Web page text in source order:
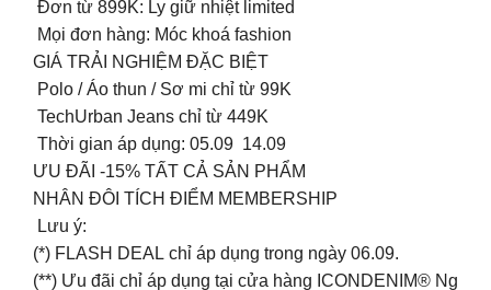
Đơn từ 899K: Ly giữ nhiệt limited
Mọi đơn hàng: Móc khoá fashion
GIÁ TRẢI NGHIỆM ĐẶC BIỆT
Polo / Áo thun / Sơ mi chỉ từ 99K
TechUrban Jeans chỉ từ 449K
Thời gian áp dụng: 05.09 14.09
ƯU ĐÃI -15% TẤT CẢ SẢN PHẨM
NHÂN ĐÔI TÍCH ĐIỂM MEMBERSHIP
️ Lưu ý:
(*) FLASH DEAL chỉ áp dụng trong ngày 06.09.
(**) Ưu đãi chỉ áp dụng tại cửa hàng ICONDENIM® Ng